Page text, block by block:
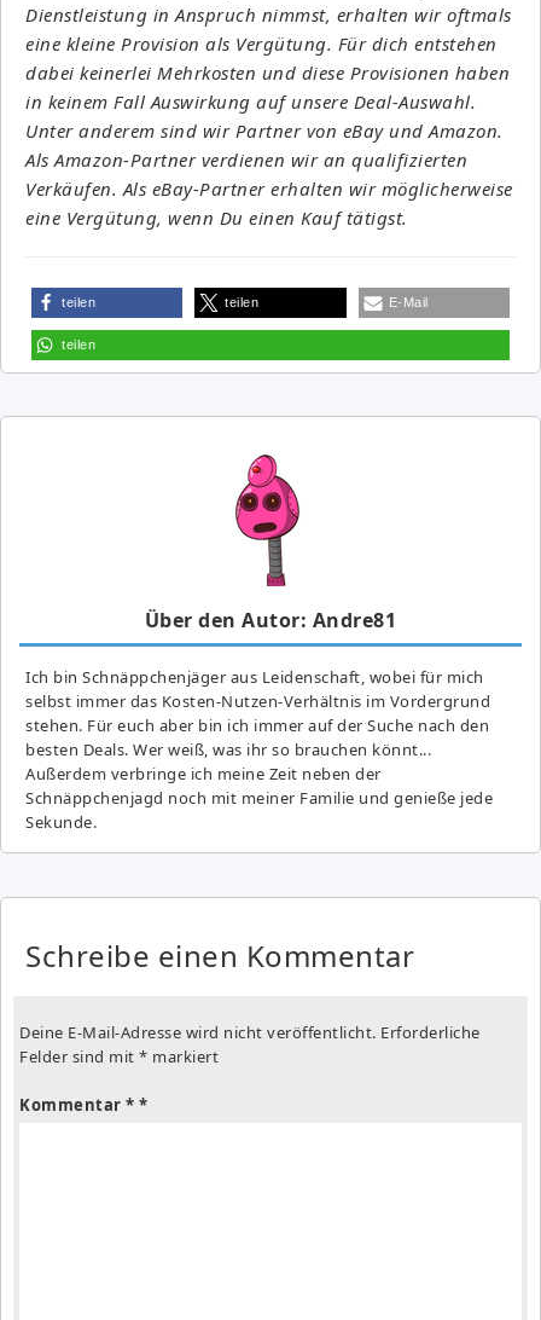
Dienstleistung in Anspruch nimmst, erhalten wir oftmals
eine kleine Provision als Vergütung. Für dich entstehen
dabei keinerlei Mehrkosten und diese Provisionen haben
in keinem Fall Auswirkung auf unsere Deal-Auswahl.
Unter anderem sind wir Partner von eBay und Amazon.
Als Amazon-Partner verdienen wir an qualifizierten
Verkäufen. Als eBay-Partner erhalten wir möglicherweise
eine Vergütung, wenn Du einen Kauf tätigst.
teilen teilen E-Mail
teilen
Über den Autor: Andre81
Ich bin Schnäppchenjäger aus Leidenschaft, wobei für mich
selbst immer das Kosten-Nutzen-Verhältnis im Vordergrund
stehen. Für euch aber bin ich immer auf der Suche nach den
besten Deals. Wer weiß, was ihr so brauchen könnt...
Außerdem verbringe ich meine Zeit neben der
Schnäppchenjagd noch mit meiner Familie und genieße jede
Sekunde.
Schreibe einen Kommentar
Deine E-Mail-Adresse wird nicht veröffentlicht. Erforderliche
Felder sind mit * markiert
Kommentar *